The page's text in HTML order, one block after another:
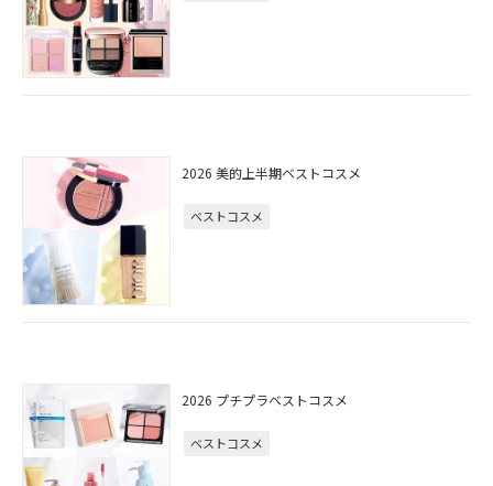
2026 美的上半期ベストコスメ
ベストコスメ
2026 プチプラベストコスメ
ベストコスメ